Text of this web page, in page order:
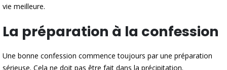
vie meilleure.
La préparation à la confession
Une bonne confession commence toujours par une préparation
sérieuse. Cela ne doit pas être fait dans la précipitation.